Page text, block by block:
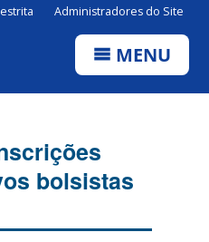
Administradores do Site
MENU
bolsistas